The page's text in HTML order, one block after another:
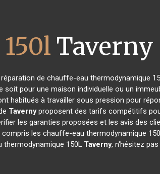
Taverny
de chauffe-eau thermodynamique
pour une maison individuelle ou un
habitués à travailler sous pression pour
Tavernyproposent des tarifs compétitifs
les garanties proposées et les avis des
les chauffe-eau thermodynamique
150L Taverny, n'hésitez pas